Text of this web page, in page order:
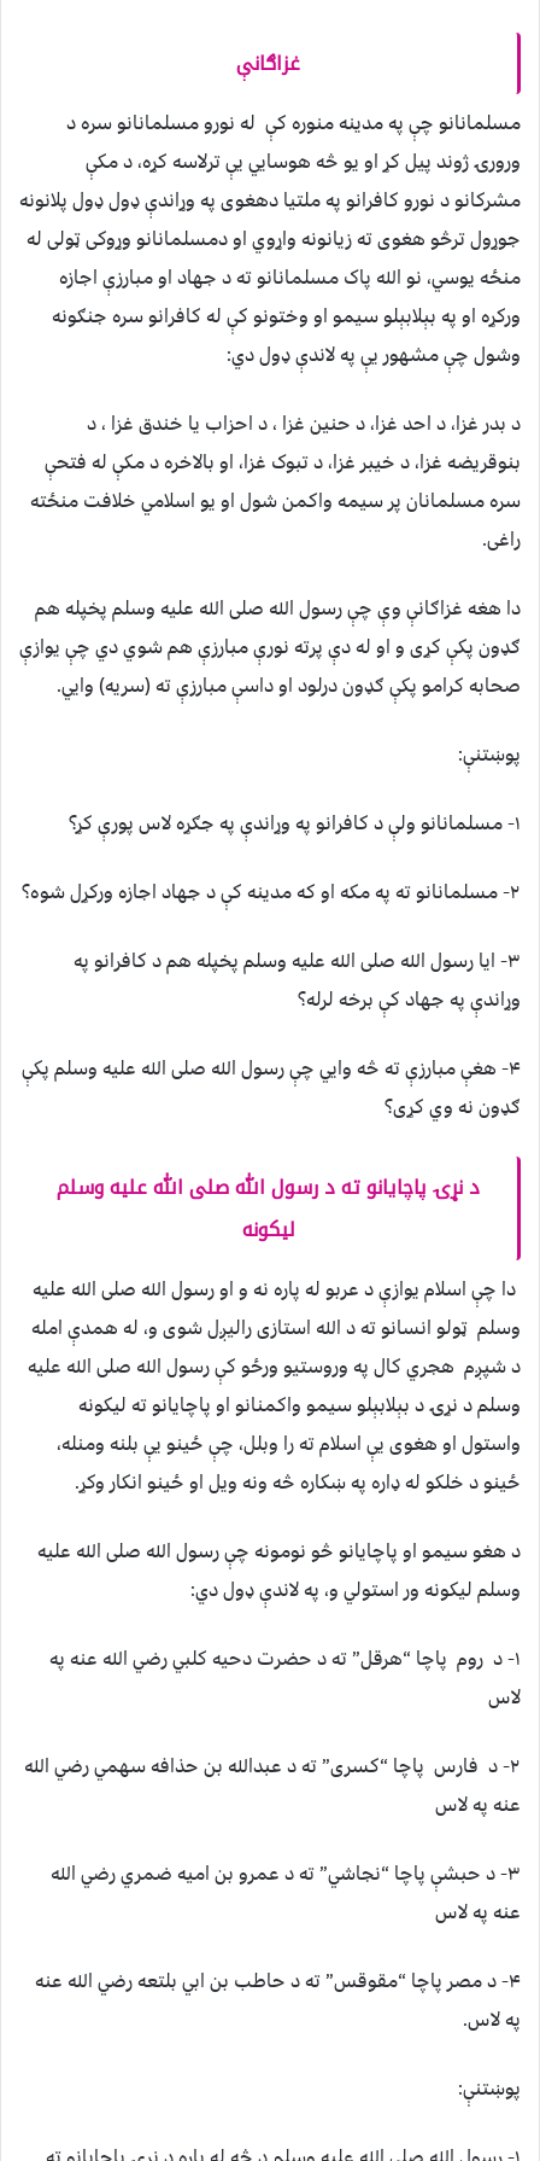
غزاګانې
مسلمانانو چې په مدينه منوره کې له نورو مسلمانانو سره د
ورورۍ ژوند پيل کړ او يو څه هوسايي يې ترلاسه کړه، د مکې
مشرکانو د نورو کافرانو په ملتيا دهغوی په وړاندې ډول ډول پلانونه
جوړول ترڅو هغوی ته زيانونه واړوي او دمسلمانانو وړوکی ټولی له
منځه يوسي، نو الله پاک مسلمانانو ته د جهاد او مبارزې اجازه
ورکړه او په بېلابېلو سيمو او وختونو کې له کافرانو سره جنګونه
وشول چې مشهور يې په لاندې ډول دي:
د بدر غزا، د احد غزا، د حنين غزا ، د احزاب يا خندق غزا ، د
بنوقريضه غزا، د خيبر غزا، د تبوک غزا، او بالاخره د مکې له فتحې
سره مسلمانان پر سيمه واکمن شول او يو اسلامي خلافت منځته
راغی.
دا هغه غزاګانې وې چې رسول الله صلی الله عليه وسلم پخپله هم
ګډون پکې کړی و او له دې پرته نورې مبارزې هم شوي دي چې يوازې
صحابه کرامو پکې ګډون درلود او داسې مبارزې ته (سريه) وايي.
پوښتنې:
۱- مسلمانانو ولې د کافرانو په وړاندې په جګړه لاس پورې کړ؟
۲- مسلمانانو ته په مکه او که مدينه کې د جهاد اجازه ورکړل شوه؟
۳- ايا رسول الله صلی الله عليه وسلم پخپله هم د کافرانو په
وړاندې په جهاد کې برخه لرله؟
۴- هغې مبارزې ته څه وايي چې رسول الله صلی الله عليه وسلم پکې
ګډون نه وي کړی؟
د نړۍ پاچايانو ته د رسول الله صلی الله عليه وسلم
ليکونه
دا چې اسلام يوازې د عربو له پاره نه و او رسول الله صلی الله عليه
وسلم ټولو انسانو ته د الله استازی راليږل شوی و، له همدې امله
د شپږم هجري کال په وروستيو ورځو کې رسول الله صلی الله عليه
وسلم د نړۍ د بېلابېلو سيمو واکمنانو او پاچايانو ته ليکونه
واستول او هغوی يې اسلام ته را وبلل، چې ځينو يې بلنه ومنله،
ځينو د خلکو له ډاره په ښکاره څه ونه ويل او ځينو انکار وکړ.
د هغو سيمو او پاچايانو څو نومونه چې رسول الله صلی الله عليه
وسلم ليکونه ور استولي و، په لاندې ډول دي:
۱- د روم پاچا “هرقل” ته د حضرت دحيه کلبي رضي الله عنه په
لاس
۲- د فارس پاچا “کسری” ته د عبدالله بن حذافه سهمي رضي الله
عنه په لاس
۳- د حبشې پاچا “نجاشي” ته د عمرو بن اميه ضمري رضي الله
عنه په لاس
۴- د مصر پاچا “مقوقس” ته د حاطب بن ابي بلتعه رضي الله عنه
په لاس.
پوښتنې: